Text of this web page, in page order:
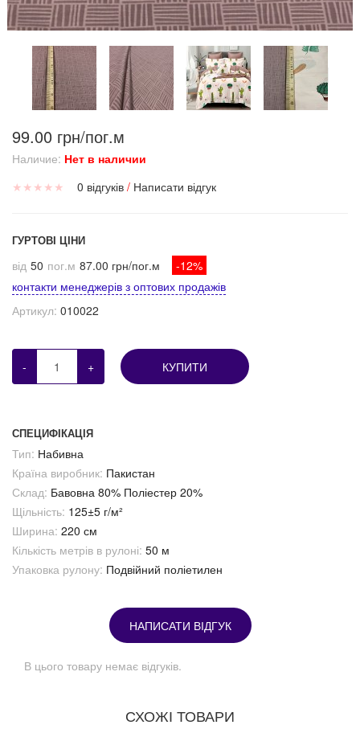
99.00 грн/пог.м
Наличие: Нет в наличии
★ ★ ★ ★ ★ 0 відгуків / Написати відгук
ГУРТОВІ ЦІНИ
від 50 пог.м 87.00 грн/пог.м
-12%
контакти менеджерів з оптових продажів
Артикул: 010022
- + КУПИТИ
СПЕЦИФІКАЦІЯ
Тип: Набивна
Країна виробник: Пакистан
Склад: Бавовна 80% Поліестер 20%
Щільність: 125±5 г/м²
Ширина: 220 см
Кількість метрів в рулоні: 50 м
Упаковка рулону: Подвійний поліетилен
НАПИСАТИ ВІДГУК
В цього товару немає відгуків.
СХОЖІ ТОВАРИ